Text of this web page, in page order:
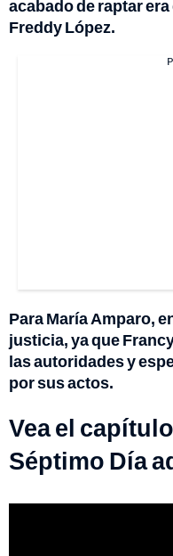
acabado de raptar
Freddy López.
Para María Amparo,
justicia, ya que
las autoridades y
por sus actos.
Vea el
Séptimo Día